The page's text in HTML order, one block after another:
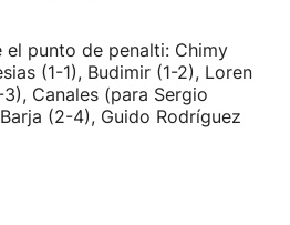
el punto de penalti: Chimy
(1-1), Budimir (1-2), Loren
Canales (para Sergio
(2-4), Guido Rodríguez